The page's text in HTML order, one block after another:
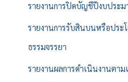
รายงานการปิดบัญชีปีงบประ
รายงานการรับสินบนหรือประ
ธรรมจรรยา
รายงานผลการดำเนินงานตา